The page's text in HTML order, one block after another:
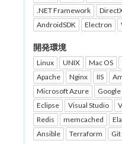
.NET Framework
AndroidSDK
Electron
開発環境
Linux UNIX Mac OS
Apache
Nginx IIS
Microsoft Azure
Eclipse
Visual Studio
Redis
memcached
Ansible
Terraform Git